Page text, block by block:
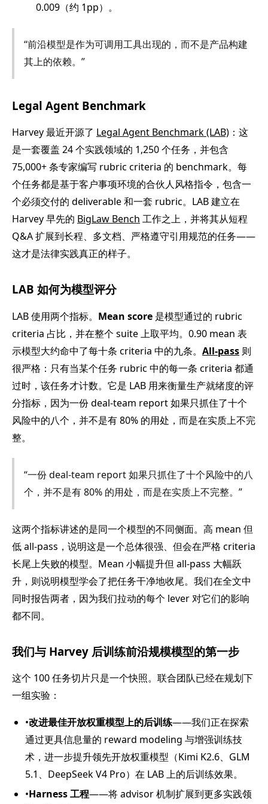
0.009（约 1pp）。
“前沿模型是作为可调用工具出现的，而不是产品构建
其上的依赖。”
Legal Agent Benchmark
Harvey 最近开源了 Legal Agent Benchmark (LAB) ：这
是一套覆盖 24 个实践领域的 1,250 个任务，并包含
75,000+ 条专家编写 rubric criteria 的 benchmark。每
个任务都是基于客户事项环境的合伙人风格指令，包含一
个必须交付的 deliverable 和一套 rubric。LAB 建立在
Harvey 早先的 BigLaw Bench 工作之上，并将其从短程
Q&A 扩展到长程、多文档、严格遵守引用规范的任务——
这才是法律实践真正的样子。
LAB 如何为模型评分
LAB 使用两个指标。 Mean score 是模型通过的 rubric
criteria 占比，并在整个 suite 上取平均。0.90 mean 表
示模型大约命中了每十条 criteria 中的九条。 All-pass 则
很严格：只有当某个任务 rubric 中的每一条 criteria 都通
过时，该任务才计数。它是 LAB 用来衡量生产就绪度的评
分指标，因为一份 deal-team report 如果只抓住了十个
风险中的八个，并不是有 80% 的用处，而是在实质上不完
整。
“一份 deal-team report 如果只抓住了十个风险中的八
个，并不是有 80% 的用处，而是在实质上不完整。”
这两个指标讲述的是同一个模型的不同侧面。高 mean 但
低 all-pass，说明这是一个总体很强、但会在严格 criteria
长尾上失败的模型。Mean 小幅提升但 all-pass 大幅跃
升，则说明模型学会了把任务干净地收尾。我们在全文中
同时报告两者，因为我们拉动的每个 lever 对它们的影响
都不同。
我们与 Harvey 后训练前沿规模模型的第一步
这个 100 任务切片只是一个快照。联合团队已经在规划下
一组实验：
•改进最佳开放权重模型上的后训练——我们正在探索
通过更具信息量的 reward modeling 与增强训练技
术，进一步提升领先开放权重模型（Kimi K2.6、GLM
5.1、DeepSeek V4 Pro）在 LAB 上的后训练效果。
•Harness 工程——将 advisor 机制扩展到更多实践领